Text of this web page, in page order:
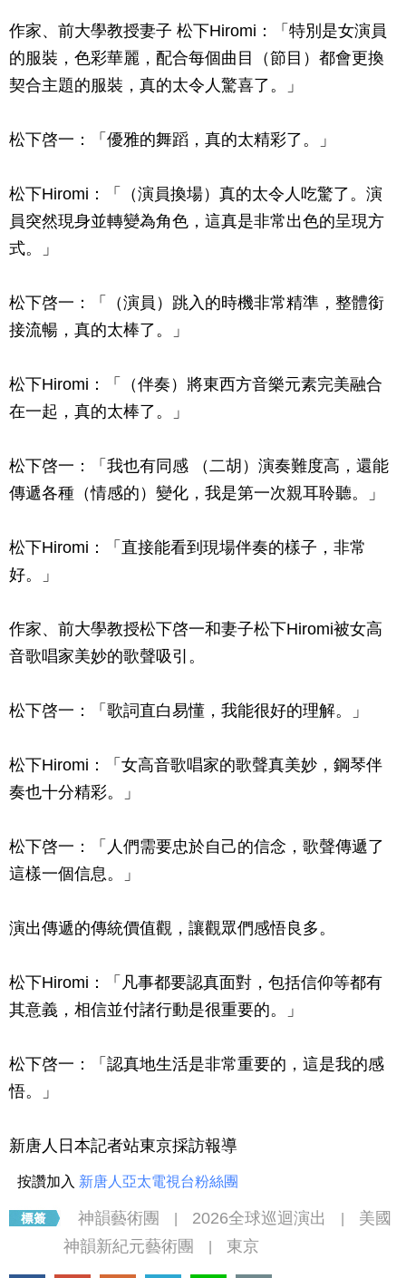
作家、前大學教授妻子 松下Hiromi：「特別是女演員
的服裝，色彩華麗，配合每個曲目（節目）都會更換
契合主題的服裝，真的太令人驚喜了。」
松下啓一：「優雅的舞蹈，真的太精彩了。」
松下Hiromi：「（演員換場）真的太令人吃驚了。演
員突然現身並轉變為角色，這真是非常出色的呈現方
式。」
松下啓一：「（演員）跳入的時機非常精準，整體銜
接流暢，真的太棒了。」
松下Hiromi：「（伴奏）將東西方音樂元素完美融合
在一起，真的太棒了。」
松下啓一：「我也有同感 （二胡）演奏難度高，還能
傳遞各種（情感的）變化，我是第一次親耳聆聽。」
松下Hiromi：「直接能看到現場伴奏的樣子，非常
好。」
作家、前大學教授松下啓一和妻子松下Hiromi被女高
音歌唱家美妙的歌聲吸引。
松下啓一：「歌詞直白易懂，我能很好的理解。」
松下Hiromi：「女高音歌唱家的歌聲真美妙，鋼琴伴
奏也十分精彩。」
松下啓一：「人們需要忠於自己的信念，歌聲傳遞了
這樣一個信息。」
演出傳遞的傳統價值觀，讓觀眾們感悟良多。
松下Hiromi：「凡事都要認真面對，包括信仰等都有
其意義，相信並付諸行動是很重要的。」
松下啓一：「認真地生活是非常重要的，這是我的感
悟。」
新唐人日本記者站東京採訪報導
按讚加入 新唐人亞太電視台粉絲團
神韻藝術團 2026全球巡迴演出
美國
神韻新紀元藝術團
東京